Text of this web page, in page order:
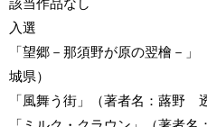
入選
「望郷－那須野が原の翌檜－
城県）
「風舞う街」（著者名：蕗野